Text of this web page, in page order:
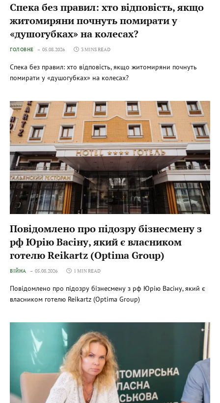
Спека без правил: хто відповість, якщо
житомиряни почнуть помирати у
«душогубках» на колесах?
ГОЛОВНЕ 05.08.2026 3 MINS READ
Спека без правил: хто відповість, якщо житомиряни почнуть
помирати у «душогубках» на колесах?
Повідомлено про підозру бізнесмену з
рф Юрію Васіну, який є власником
готелю Reikartz (Optima Group)
ВІЙНА 05.08.2026 1 MIN READ
Повідомлено про підозру бізнесмену з рф Юрію Васіну, який є
власником готелю Reikartz (Optima Group)